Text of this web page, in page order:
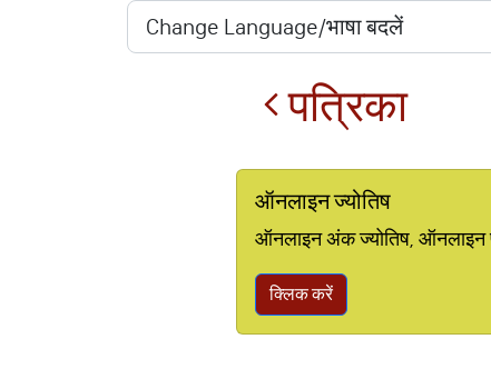
पत्रिका
ऑनलाइन ज्योतिष
ऑनलाइन अंक ज्योतिष, ऑनलाइन
क्लिक करें